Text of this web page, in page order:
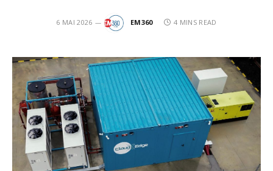
6 MAI 2026 EM360 4 MINS READ